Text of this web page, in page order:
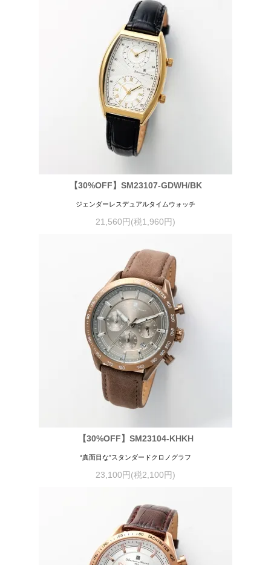
【30%OFF】SM23107-GDWH/BK
ジェンダーレスデュアルタイムウォッチ
21,560円(税1,960円)
【30%OFF】SM23104-KHKH
“真面目な”スタンダードクロノグラフ
23,100円(税2,100円)